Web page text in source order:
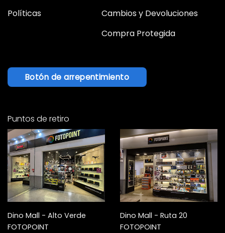
Políticas
Cambios y Devoluciones
Compra Protegida
Botón de arrepentimiento
Puntos de retiro
Dino Mall - Alto Verde
FOTOPOINT
Dino Mall - Ruta 20
FOTOPOINT